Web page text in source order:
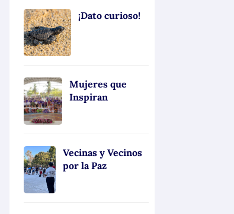
¡Dato curioso!
Mujeres que
Inspiran
Vecinas y Vecinos
por la Paz